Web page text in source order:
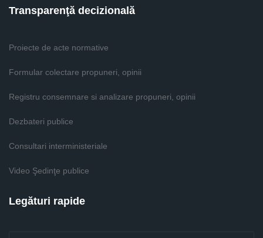
Transparenţă decizională
Proiecte de acte normative
Formular colectare propuneri, opinii
Registru consemnare si analizare propuneri, opinii
Dezbateri publice
Consultari interministeriale
Video Şedinţe publice
Legături rapide